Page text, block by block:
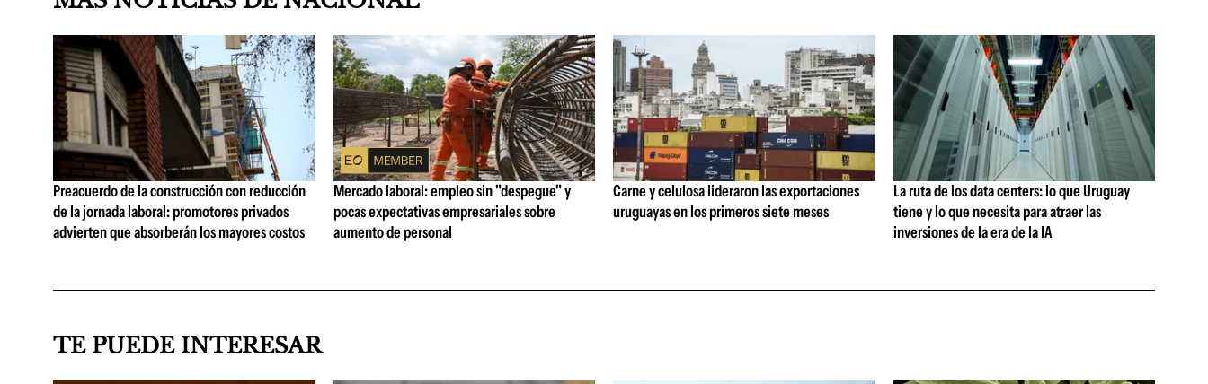
Preacuerdo de la construcción con reducción
de la jornada laboral: promotores privados
advierten que absorberán los mayores costos
Mercado laboral: empleo sin "despegue" y
pocas expectativas empresariales sobre
aumento de personal
Carne y celulosa lideraron las exportaciones
uruguayas en los primeros siete meses
La ruta de los data centers: lo que Uruguay
tiene y lo que necesita para atraer las
inversiones de la era de la IA
TE PUEDE INTERESAR